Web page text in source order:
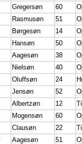
Gregersøn 60
Rasmusøn 51
Børgesøn 14
Hansøn 50
Aagesøn 38
Nielsøn 40
Oluffsøn 24
Jensøn 52
Albertzøn 12
Mogensøn 60
Clausøn 22
Aagesøn 51